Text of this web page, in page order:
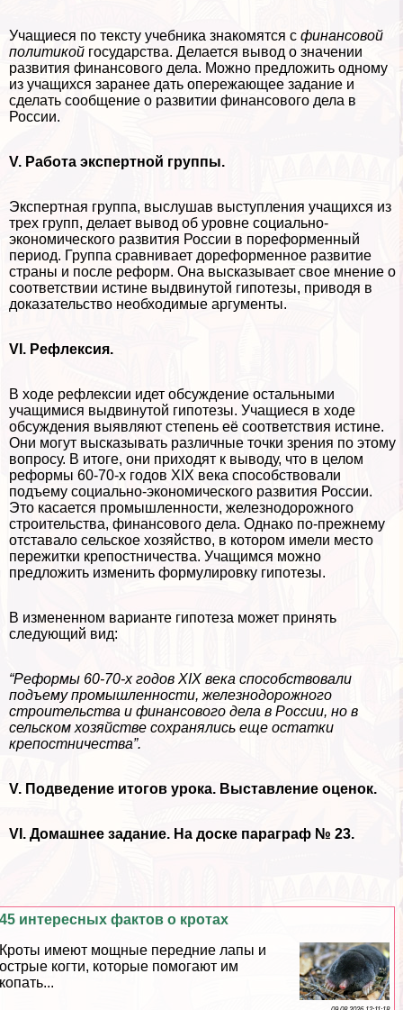
Учащиеся по тексту учебника знакомятся с финансовой
политикой государства. Делается вывод о значении
развития финансового дела. Можно предложить одному
из учащихся заранее дать опережающее задание и
сделать сообщение о развитии финансового дела в
России.
V. Работа экспертной группы.
Экспертная группа, выслушав выступления учащихся из
трех групп, делает вывод об уровне социально-
экономического развития России в пореформенный
период. Группа сравнивает дореформенное развитие
страны и после реформ. Она высказывает свое мнение о
соответствии истине выдвинутой гипотезы, приводя в
доказательство необходимые аргументы.
VI. Рефлексия.
В ходе рефлексии идет обсуждение остальными
учащимися выдвинутой гипотезы. Учащиеся в ходе
обсуждения выявляют степень её соответствия истине.
Они могут высказывать различные точки зрения по этому
вопросу. В итоге, они приходят к выводу, что в целом
реформы 60-70-х годов XIX века способствовали
подъему социально-экономического развития России.
Это касается промышленности, железнодорожного
строительства, финансового дела. Однако по-прежнему
отставало сельское хозяйство, в котором имели место
пережитки крепостничества. Учащимся можно
предложить изменить формулировку гипотезы.
В измененном варианте гипотеза может принять
следующий вид:
“Реформы 60-70-х годов XIX века способствовали
подъему промышленности, железнодорожного
строительства и финансового дела в России, но в
сельском хозяйстве сохранялись еще остатки
крепостничества”.
V. Подведение итогов урока. Выставление оценок.
VI. Домашнее задание. На доске параграф № 23.
45 интересных фактов о кротах
Кроты имеют мощные передние лапы и
острые когти, которые помогают им
копать...